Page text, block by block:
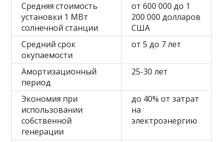
Средняя стоимость
установки 1 МВт
солнечной станции
от 600 000 до 1
200 000 долларов
США
Средний срок
окупаемости
от 5 до 7 лет
Амортизационный
период
25-30 лет
Экономия при
использовании
собственной
генерации
до 40% от затрат
на
электроэнергию